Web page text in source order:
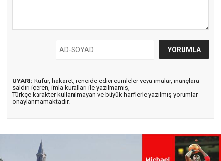
UYARI: Küfür, hakaret, rencide edici cümleler veya imalar, inançlara
saldırı içeren, imla kuralları ile yazılmamış,
Türkçe karakter kullanılmayan ve büyük harflerle yazılmış yorumlar
onaylanmamaktadır.